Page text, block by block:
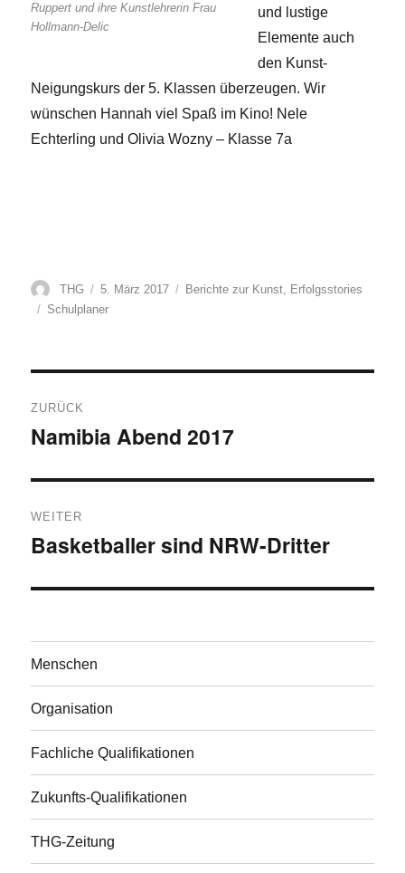
Ruppert und ihre Kunstlehrerin Frau
Hollmann-Delic
und lustige
Elemente auch
den Kunst-
Neigungskurs der 5. Klassen überzeugen. Wir
wünschen Hannah viel Spaß im Kino! Nele
Echterling und Olivia Wozny – Klasse 7a
Autor
THG
Veröffentlicht
am
5. März 2017 Kategorien
Berichte zur Kunst, Erfolgsstories
Schlagwörter
Schulplaner
ZURÜCK
Vorheriger
Namibia Abend 2017
WEITER
Nächster
Basketballer sind NRW-Dritter
Menschen
Organisation
Fachliche Qualifikationen
Zukunfts-Qualifikationen
THG-Zeitung